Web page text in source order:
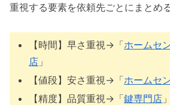
重視する要素を依頼先ごとにまとめ
【時間】早さ重視→「ホームセ
店 」
【値段】安さ重視→「ホームセ
【精度】品質重視→「鍵専門店